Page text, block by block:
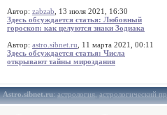
Автор: zabzab , 13 июля 2021, 16:30
Здесь обсуждается статья: Любовный
гороскоп: как целуются знаки Зодиака
Автор: astro.sibnet.ru , 11 марта 2021, 00:11
Здесь обсуждается статья: Числа
открывают тайны мироздания
Astro.sibnet.ru:астрология,астрологический